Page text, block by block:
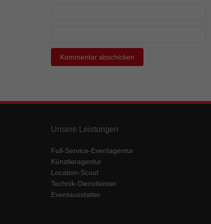
Unsere Leistungen
Full-Service-Eventagentur
Künstleragentur
Location-Scout
Technik-Dienstleister
Eventausstatter